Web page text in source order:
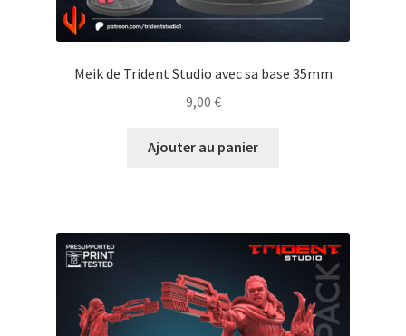
Meik de Trident Studio avec sa base 35mm
9,00 €
Ajouter au panier